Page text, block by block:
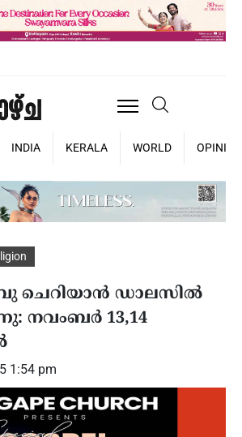
INDIA KERALA WORLD OPINION
ചെറിയാന്‍ ഡാലസില്‍
നവംബര്‍ 13,14
1:54 pm